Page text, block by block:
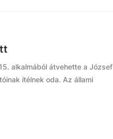
alkalmából átvehette a József
ítélnek oda. Az állami